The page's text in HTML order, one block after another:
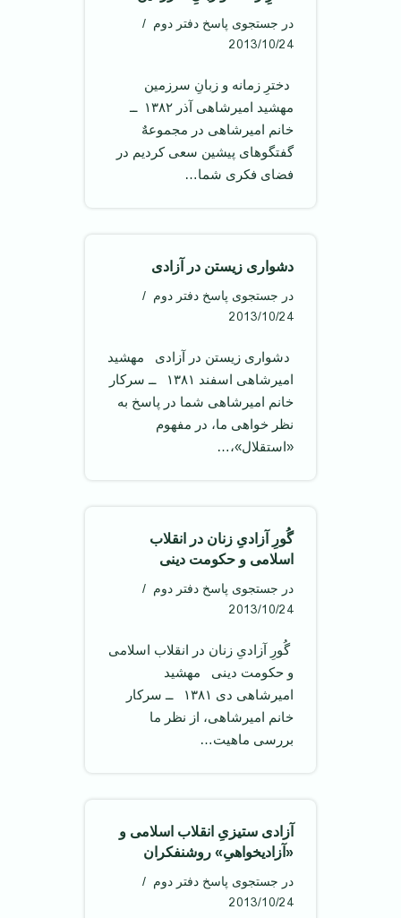
در جستجوی پاسخ دفتر دوم
2013/10/24
‌ دخترِ زمانه و زبانِ سرزمین ‌
مهشید امیرشاهی آذر ۱۳۸۲ ‌ ــ
خانم امیرشاهی در مجموعهٌ
گفتگوهای پیشین سعی کردیم در
فضای فکری شما…
دشواری زیستن در آزادی
در جستجوی پاسخ دفتر دوم
2013/10/24
‌ دشواری زیستن در آزادی ‌‌ مهشید
امیرشاهی اسفند ۱۳۸۱ ‌ ــ سرکار
خانم امیرشاهی شما در پاسخ به
نظر خواهی ما، در مفهوم
«استقلال»،…
گُورِ آزادیِ زنان در انقلاب
اسلامی و حکومت دینی
در جستجوی پاسخ دفتر دوم
2013/10/24
‌ گُورِ آزادیِ زنان در انقلاب اسلامی
و حکومت دینی ‌ مهشید
امیرشاهی دی ۱۳۸۱ ‌ ــ سرکار
خانم امیرشاهی، از نظر ما
بررسی ماهیت…
آزادی ستیزیِ انقلاب اسلامی و
«آزادیخواهیِ» روشنفکران
در جستجوی پاسخ دفتر دوم
2013/10/24